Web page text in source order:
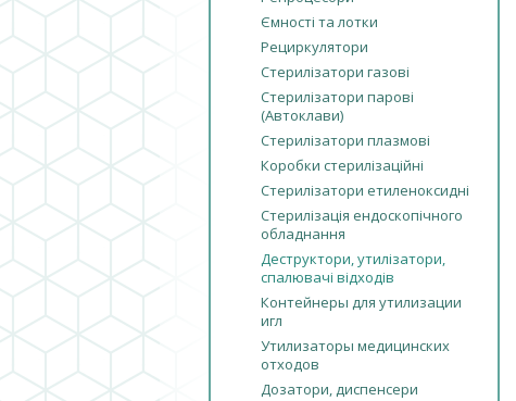
Ємності та лотки
Рециркулятори
Стерилізатори газові
Стерилізатори парові
(Автоклави)
Стерилізатори плазмові
Коробки стерилізаційні
Стерилізатори етиленоксидні
Стерилізація ендоскопічного
обладнання
Деструктори, утилізатори,
спалювачі відходів
Контейнеры для утилизации
игл
Утилизаторы медицинских
отходов
Дозатори, диспенсери